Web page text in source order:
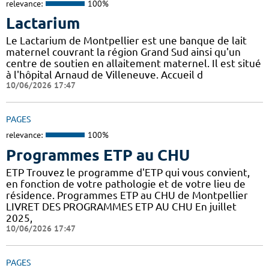
relevance: 100%
Lactarium
Le Lactarium de Montpellier est une banque de lait
maternel couvrant la région Grand Sud ainsi qu'un
centre de soutien en allaitement maternel. Il est situé
à l'hôpital Arnaud de Villeneuve. Accueil d
10/06/2026 17:47
PAGES
relevance: 100%
Programmes ETP au CHU
ETP Trouvez le programme d'ETP qui vous convient,
en fonction de votre pathologie et de votre lieu de
résidence. Programmes ETP au CHU de Montpellier
LIVRET DES PROGRAMMES ETP AU CHU En juillet
2025,
10/06/2026 17:47
PAGES